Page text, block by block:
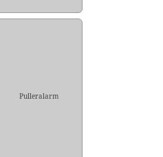
Pulleralarm